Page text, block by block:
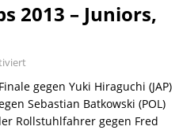
2013 – Juniors,
gegen Yuki Hiraguchi (JAP)
Sebastian Batkowski (POL)
Rollstuhlfahrer gegen Fred